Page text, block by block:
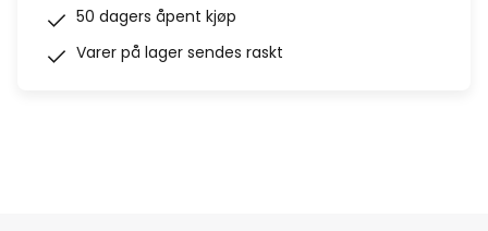
50 dagers åpent kjøp
Varer på lager sendes raskt